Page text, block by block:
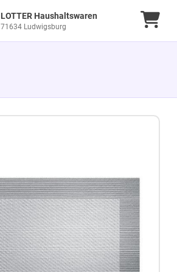
LOTTER Haushaltswaren
71634 Ludwigsburg